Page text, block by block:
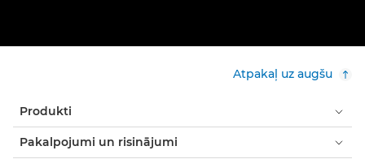
Atpakaļ uz augšu
Produkti
Pakalpojumi un risinājumi